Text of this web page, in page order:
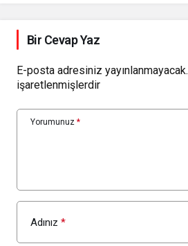
Bir Cevap Yaz
E-posta adresiniz yayınlanmayacak.
işaretlenmişlerdir
Yorumunuz *
Adınız *